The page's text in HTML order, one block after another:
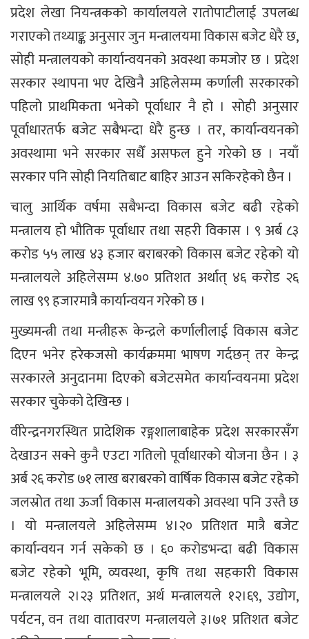
प्रदेश लेखा नियन्त्रकको कार्यालयले रातोपाटीलाई उपलब्ध
गराएको तथ्याङ्क अनुसार जुन मन्त्रालयमा विकास बजेट धेरै छ,
सोही मन्त्रालयको कार्यान्वयनको अवस्था कमजोर छ । प्रदेश
सरकार स्थापना भए देखिनै अहिलेसम्म कर्णाली सरकारको
पहिलो प्राथमिकता भनेको पूर्वाधार नै हो । सोही अनुसार
पूर्वाधारतर्फ बजेट सबैभन्दा धेरै हुन्छ । तर, कार्यान्वयनको
अवस्थामा भने सरकार सधैँ असफल हुने गरेको छ । नयाँ
सरकार पनि सोही नियतिबाट बाहिर आउन सकिरहेको छैन ।
चालु आर्थिक वर्षमा सबैभन्दा विकास बजेट बढी रहेको
मन्त्रालय हो भौतिक पूर्वाधार तथा सहरी विकास । ९ अर्ब ८३
करोड ५५ लाख ४३ हजार बराबरको विकास बजेट रहेको यो
मन्त्रालयले अहिलेसम्म ४.७० प्रतिशत अर्थात् ४६ करोड २६
लाख ९९ हजारमात्रै कार्यान्वयन गरेको छ ।
मुख्यमन्त्री तथा मन्त्रीहरू केन्द्रले कर्णालीलाई विकास बजेट
दिएन भनेर हरेकजसो कार्यक्रममा भाषण गर्दछन् तर केन्द्र
सरकारले अनुदानमा दिएको बजेटसमेत कार्यान्वयनमा प्रदेश
सरकार चुकेको देखिन्छ ।
वीरेन्द्रनगरस्थित प्रादेशिक रङ्गशालाबाहेक प्रदेश सरकारसँग
देखाउन सक्ने कुनै एउटा गतिलो पूर्वाधारको योजना छैन । ३
अर्ब २६ करोड ७१ लाख बराबरको वार्षिक विकास बजेट रहेको
जलस्रोत तथा ऊर्जा विकास मन्त्रालयको अवस्था पनि उस्तै छ
। यो मन्त्रालयले अहिलेसम्म ४।२० प्रतिशत मात्रै बजेट
कार्यान्वयन गर्न सकेको छ । ६० करोडभन्दा बढी विकास
बजेट रहेको भूमि, व्यवस्था, कृषि तथा सहकारी विकास
मन्त्रालयले २।२३ प्रतिशत, अर्थ मन्त्रालयले १२।६९, उद्योग,
पर्यटन, वन तथा वातावरण मन्त्रालयले ३।७१ प्रतिशत बजेट